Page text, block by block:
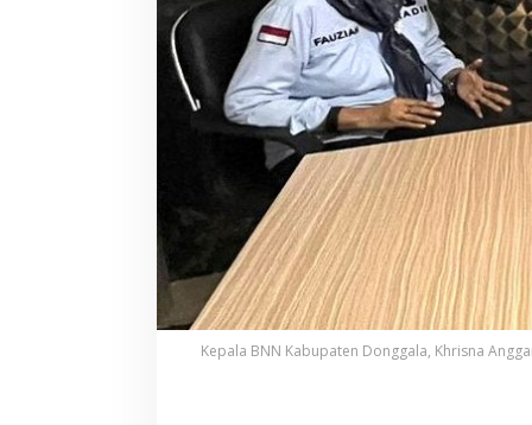
n
f
o
r
m
a
s
i
d
a
n
E
d
u
k
a
s
Kepala BNN Kabupaten Donggala, Khrisna